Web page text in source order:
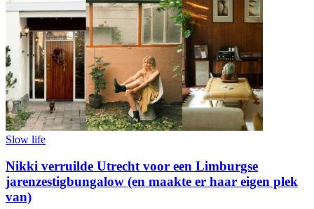
Slow life
Nikki verruilde Utrecht voor een Limburgse
jarenzestigbungalow (en maakte er haar eigen plek
van)